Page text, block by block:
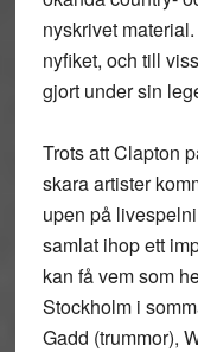
nyskrivet
nyfiket, och till
gjort under sin
Trots att Clapton
skara artister
upen på
samlat ihop ett
kan få vem som
Stockholm i
Gadd (trummor),